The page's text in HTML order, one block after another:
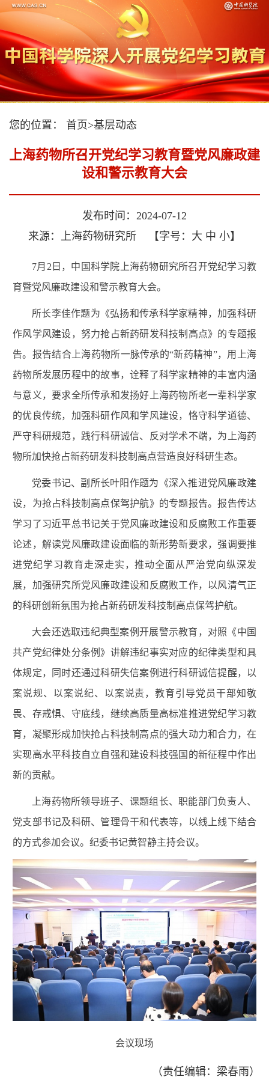
您的位置： 首页>基层动态
上海药物所召开党纪学习教育暨党风廉政建
设和警示教育大会
发布时间：2024-07-12
来源：上海药物研究所
【字号： 大 中 小】
7月2日，中国科学院上海药物研究所召开党纪学习教
育暨党风廉政建设和警示教育大会。
所长李佳作题为《弘扬和传承科学家精神，加强科研
作风学风建设，努力抢占新药研发科技制高点》的专题报
告。报告结合上海药物所一脉传承的“新药精神”，用上海
药物所发展历程中的故事，诠释了科学家精神的丰富内涵
与意义，要求全所传承和发扬好上海药物所老一辈科学家
的优良传统，加强科研作风和学风建设，恪守科学道德、
严守科研规范，践行科研诚信、反对学术不端，为上海药
物所加快抢占新药研发科技制高点营造良好科研生态。
党委书记、副所长叶阳作题为《深入推进党风廉政建
设，为抢占科技制高点保驾护航》的专题报告。报告传达
学习了习近平总书记关于党风廉政建设和反腐败工作重要
论述，解读党风廉政建设面临的新形势新要求，强调要推
进党纪学习教育走深走实，推动全面从严治党向纵深发
展，加强研究所党风廉政建设和反腐败工作，以风清气正
的科研创新氛围为抢占新药研发科技制高点保驾护航。
大会还选取违纪典型案例开展警示教育，对照《中国
共产党纪律处分条例》讲解违纪事实对应的纪律类型和具
体规定，同时还通过科研失信案例进行科研诚信提醒，以
案说规、以案说纪、以案说责，教育引导党员干部知敬
畏、存戒惧、守底线，继续高质量高标准推进党纪学习教
育，凝聚形成加快抢占科技制高点的强大动力和合力，在
实现高水平科技自立自强和建设科技强国的新征程中作出
新的贡献。
上海药物所领导班子、课题组长、职能部门负责人、
党支部书记及科研、管理骨干和代表等，以线上线下结合
的方式参加会议。纪委书记黄智静主持会议。
会议现场
（责任编辑：梁春雨）